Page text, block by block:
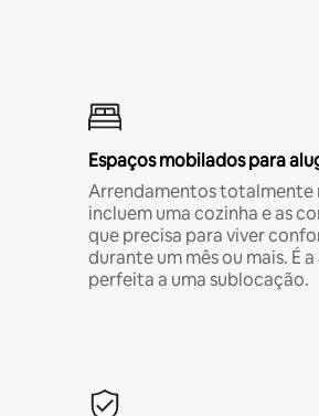
Espaços mobilados para
Arrendamentos totalmente
incluem uma cozinha e as
que precisa para viver
durante um mês ou mais. É
perfeita a uma sublocação.